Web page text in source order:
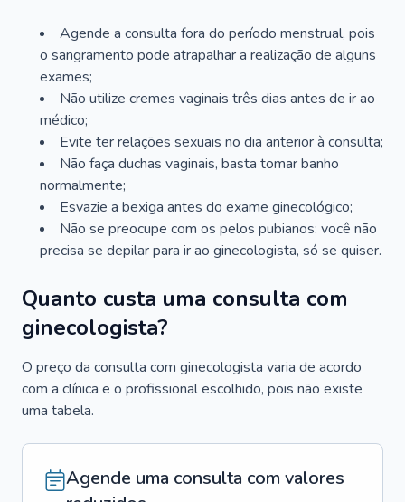
Agende a consulta fora do período menstrual, pois
o sangramento pode atrapalhar a realização de alguns
exames;
Não utilize cremes vaginais três dias antes de ir ao
médico;
Evite ter relações sexuais no dia anterior à consulta;
Não faça duchas vaginais, basta tomar banho
normalmente;
Esvazie a bexiga antes do exame ginecológico;
Não se preocupe com os pelos pubianos: você não
precisa se depilar para ir ao ginecologista, só se quiser.
Quanto custa uma consulta com
ginecologista?
O preço da consulta com ginecologista varia de acordo
com a clínica e o profissional escolhido, pois não existe
uma tabela.
Agende uma consulta com valores